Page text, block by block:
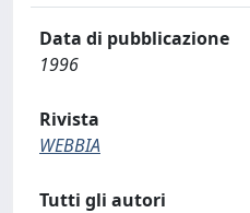
Data di pubblicazione
1996
Rivista
WEBBIA
Tutti gli autori